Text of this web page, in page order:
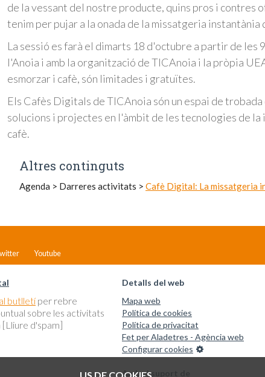
de la vessant del nostre producte, quins pros i contres
tenim per pujar a la onada de la missatgeria instantània
La sessió es farà el dimarts 18 d'octubre a partir de les
l'Anoia i amb la organització de TICAnoia i la pròpia
esmorzar i cafè, són limitades i gratuïtes.
Els Cafès Digitals de TICAnoia són un espai de
solucions i projectes en l'àmbit de les tecnologies de
cafè.
Altres continguts
Agenda > Darreres activitats > Cafè Digital: La missatgeria
Youtube
butlletí per rebre
sobre les activitats
[Lliure d'spam]
Detalls del web
Mapa web
Política de cookies
Política de privacitat
Fet per Aladetres - Agència web
Configurar cookies
Amb el suport de